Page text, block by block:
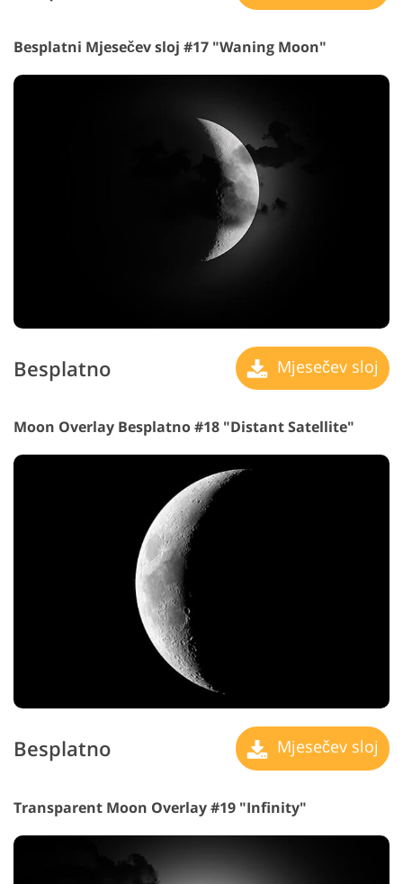
Besplatni Mjesečev sloj #17 "Waning Moon"
Besplatno Mjesečev sloj
Moon Overlay Besplatno #18 "Distant Satellite"
Besplatno Mjesečev sloj
Transparent Moon Overlay #19 "Infinity"